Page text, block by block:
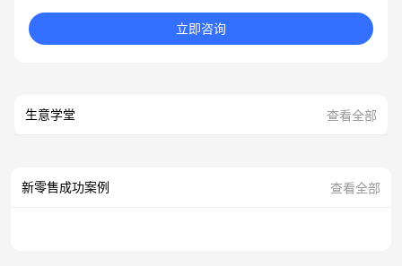
立即咨询
生意学堂 查看全部
新零售成功案例 查看全部